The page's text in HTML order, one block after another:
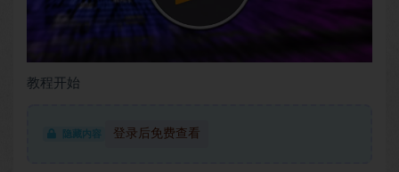
教程开始
隐藏内容 登录后免费查看